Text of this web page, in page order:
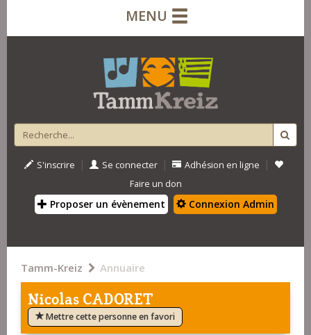
MENU
S'inscrire | Se connecter | Adhésion en ligne |
Faire un don
Proposer un évènement Connexion Admin
Tamm-Kreiz Annuaire
Nicolas CADORET
Mettre cette personne en favori